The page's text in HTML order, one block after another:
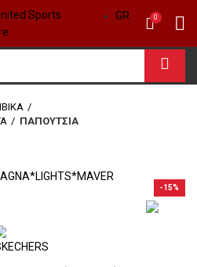
GR 0
ΠΑΠΟΥΤΣΙΑ
-15%